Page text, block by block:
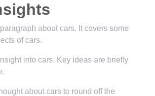
about cars. It covers some
of cars.
into cars. Key ideas are briefly
about cars to round off the